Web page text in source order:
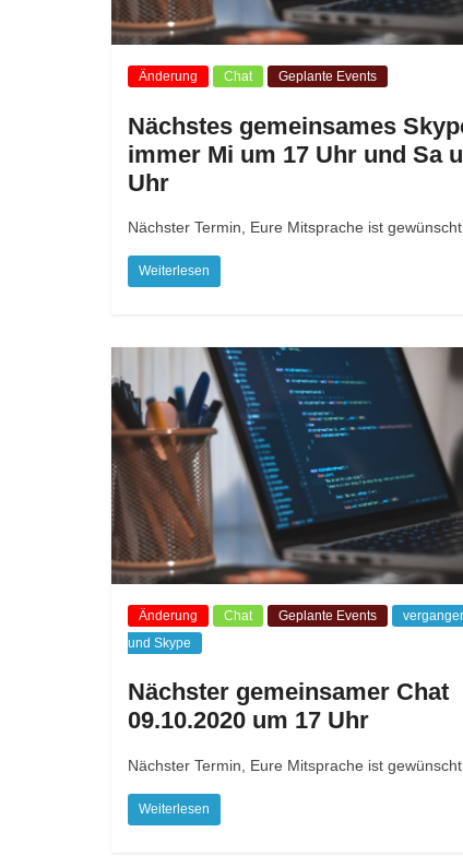
Änderung Chat Geplante Events
Nächstes gemeinsames
immer Mi um 17 Uhr und Sa
Uhr
Nächster Termin, Eure Mitsprache ist
Weiterlesen
Änderung Chat Geplante Events
und Skype
Nächster gemeinsamer Chat
09.10.2020 um 17 Uhr
Nächster Termin, Eure Mitsprache ist
Weiterlesen